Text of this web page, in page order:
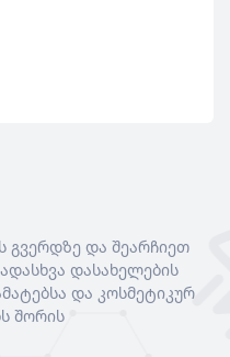
გვერდზე და შეარჩიეთ
დასახელების
და კოსმეტიკურ
შორის